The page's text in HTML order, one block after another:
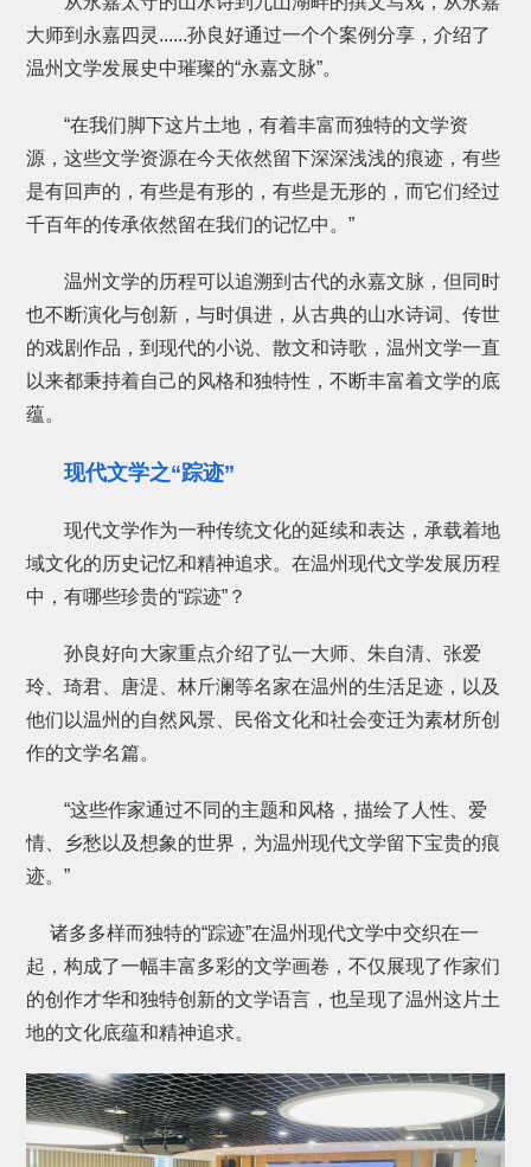
大师到永嘉四灵......孙良好通过一个个案例分享，介绍了
温州文学发展史中璀璨的“永嘉文脉”。
“在我们脚下这片土地，有着丰富而独特的文学资
源，这些文学资源在今天依然留下深深浅浅的痕迹，有些
是有回声的，有些是有形的，有些是无形的，而它们经过
千百年的传承依然留在我们的记忆中。”
温州文学的历程可以追溯到古代的永嘉文脉，但同时
也不断演化与创新，与时俱进，从古典的山水诗词、传世
的戏剧作品，到现代的小说、散文和诗歌，温州文学一直
以来都秉持着自己的风格和独特性，不断丰富着文学的底
蕴。
现代文学之“踪迹”
现代文学作为一种传统文化的延续和表达，承载着地
域文化的历史记忆和精神追求。在温州现代文学发展历程
中，有哪些珍贵的“踪迹”？
孙良好向大家重点介绍了弘一大师、朱自清、张爱
玲、琦君、唐湜、林斤澜等名家在温州的生活足迹，以及
他们以温州的自然风景、民俗文化和社会变迁为素材所创
作的文学名篇。
“这些作家通过不同的主题和风格，描绘了人性、爱
情、乡愁以及想象的世界，为温州现代文学留下宝贵的痕
迹。”
诸多多样而独特的“踪迹”在温州现代文学中交织在一
起，构成了一幅丰富多彩的文学画卷，不仅展现了作家们
的创作才华和独特创新的文学语言，也呈现了温州这片土
地的文化底蕴和精神追求。